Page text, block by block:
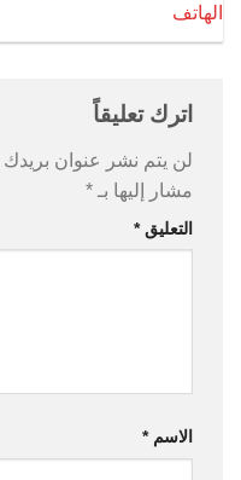
الهاتف
اترك تعليقاً
لن يتم نشر عنوان بريدك
مشار إليها بـ *
التعليق*
الاسم*